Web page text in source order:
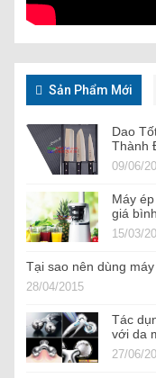
Sản Phẩm Mới
Dao
Thành
09/06/
Máy
giá
15/03/
Tại sao nên dùng
28/04/2015
Tác
với da
27/06/